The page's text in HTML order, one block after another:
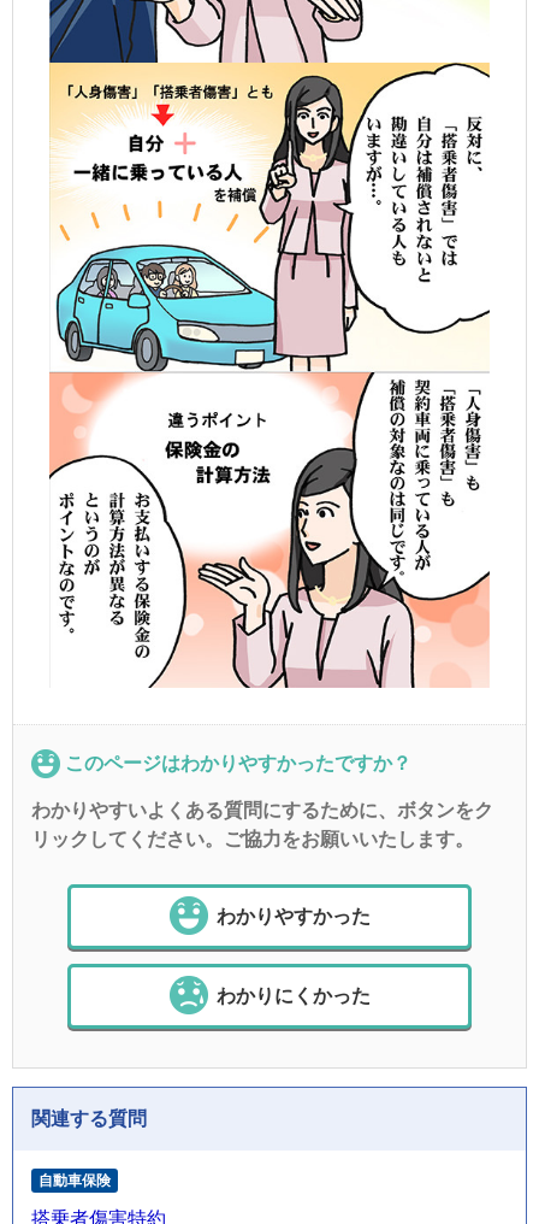
このページはわかりやすかったですか？
わかりやすいよくある質問にするために、ボタンをク
リックしてください。ご協力をお願いいたします。
わかりやすかった
わかりにくかった
関連する質問
自動車保険
搭乗者傷害特約